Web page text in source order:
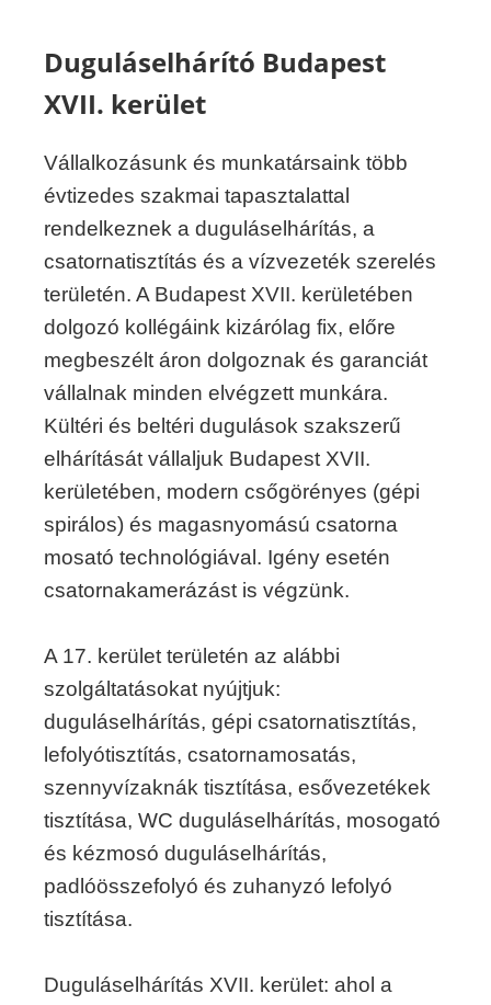
Duguláselhárító Budapest
XVII. kerület
Vállalkozásunk és munkatársaink több
évtizedes szakmai tapasztalattal
rendelkeznek a duguláselhárítás, a
csatornatisztítás és a vízvezeték szerelés
területén. A Budapest XVII. kerületében
dolgozó kollégáink kizárólag fix, előre
megbeszélt áron dolgoznak és garanciát
vállalnak minden elvégzett munkára.
Kültéri és beltéri dugulások szakszerű
elhárítását vállaljuk Budapest XVII.
kerületében, modern csőgörényes (gépi
spirálos) és magasnyomású csatorna
mosató technológiával. Igény esetén
csatornakamerázást is végzünk.
A 17. kerület területén az alábbi
szolgáltatásokat nyújtjuk:
duguláselhárítás, gépi csatornatisztítás,
lefolyótisztítás, csatornamosatás,
szennyvízaknák tisztítása, esővezetékek
tisztítása, WC duguláselhárítás, mosogató
és kézmosó duguláselhárítás,
padlóösszefolyó és zuhanyzó lefolyó
tisztítása.
Duguláselhárítás XVII. kerület: ahol a